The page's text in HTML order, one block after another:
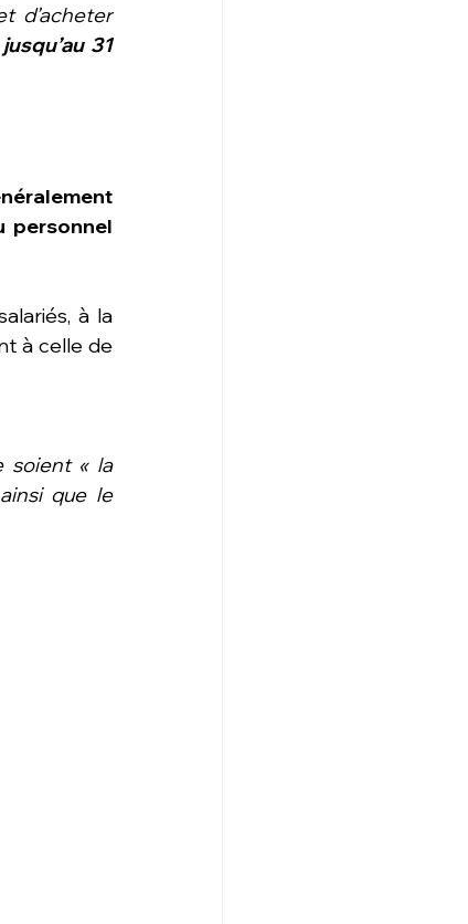
d’acheter
31
personnel
à la
à celle de
« la
que le